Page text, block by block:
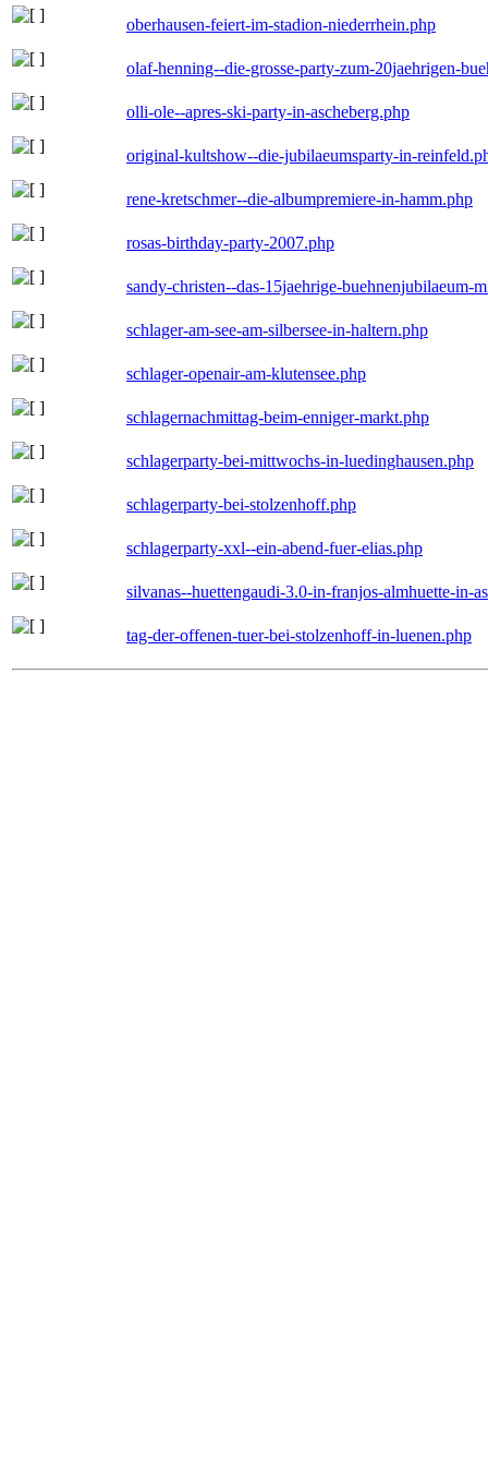
oberhausen-feiert-im-stadion-niederrhein.php
olaf-henning--die-grosse-party-zum-20jaehrigen-
olli-ole--apres-ski-party-in-ascheberg.php
original-kultshow--die-jubilaeumsparty-in-
rene-kretschmer--die-albumpremiere-in-hamm.php
rosas-birthday-party-2007.php
sandy-christen--das-15jaehrige-buehnenjubilaeum-
schlager-am-see-am-silbersee-in-haltern.php
schlager-openair-am-klutensee.php
schlagernachmittag-beim-enniger-markt.php
schlagerparty-bei-mittwochs-in-luedinghausen.php
schlagerparty-bei-stolzenhoff.php
schlagerparty-xxl--ein-abend-fuer-elias.php
silvanas--huettengaudi-3.0-in-franjos-almhuette-in-
tag-der-offenen-tuer-bei-stolzenhoff-in-luenen.php